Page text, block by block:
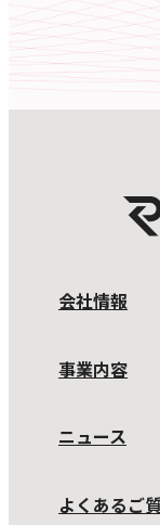
会社情報
事業内容
ニュース
よくあるご